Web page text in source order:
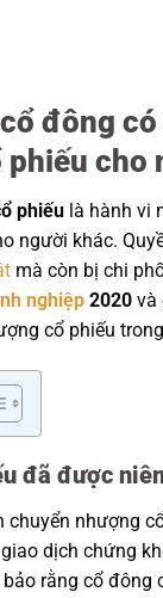
đông
phiếu cho
phiếu là hành vi
người khác.
mà còn bị chi
nghiệp 2020 và
cổ phiếu
đã được
chuyển nhượng
dịch chứng
rằng cổ đông